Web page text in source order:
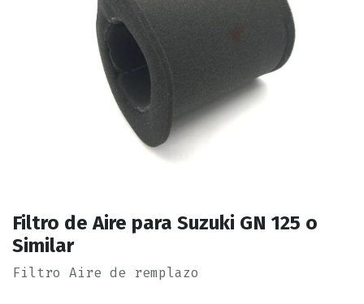
Filtro de Aire para Suzuki GN 125 o
Similar
Filtro Aire de remplazo